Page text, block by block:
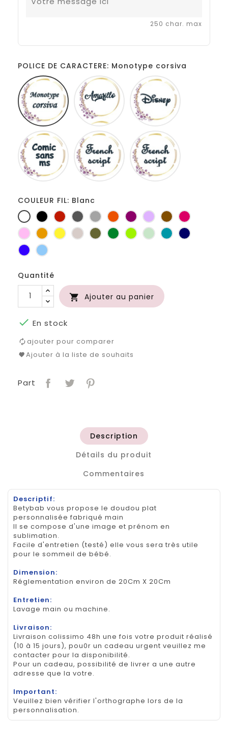
250 char. max
POLICE DE CARACTERE: Monotype corsiva
Monotype
corsiva
Amarillo
Comic
sans
ms
French
script
COULEUR FIL: Blanc
BlancNoir RougeGris
foncé
Gris
clair
Orange
PruneLilasMarronFuchsia
RoseJaune
d'or
jauneFicelleKaki Vert
bouteille
Anis Vert
d'eau
Turquoise
Marine
Bleu
roi
Bleu
Quantité
 Ajouter au panier
 En stock
ajouter pour comparer
Ajouter à la liste de souhaits
Part
Description
Détails du produit
Commentaires
Descriptif:
Betybab vous propose le doudou plat
personnalisée fabriqué main
Il se compose d'une image et prénom en
sublimation.
Facile d'entretien (testé) elle vous sera très utile
pour le sommeil de bébé.
Dimension:
Réglementation environ de 20Cm X 20Cm
Entretien:
Lavage main ou machine.
Livraison:
Livraison colissimo 48h une fois votre produit réalisé
(10 à 15 jours), pou0r un cadeau urgent veuillez me
contacter pour la disponibilité.
Pour un cadeau, possibilité de livrer a une autre
adresse que la votre.
Important:
Veuillez bien vérifier l'orthographe lors de la
personnalisation.